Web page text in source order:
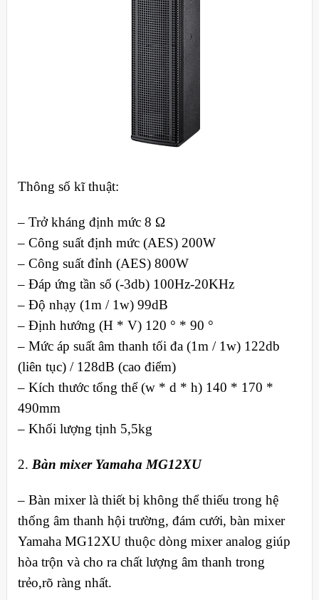
Thông số kĩ thuật:
– Trở kháng định mức 8 Ω
– Công suất định mức (AES) 200W
– Công suất đỉnh (AES) 800W
– Đáp ứng tần số (-3db) 100Hz-20KHz
– Độ nhạy (1m / 1w) 99dB
– Định hướng (H * V) 120 ° * 90 °
– Mức áp suất âm thanh tối đa (1m / 1w) 122db
(liên tục) / 128dB (cao điểm)
– Kích thước tổng thể (w * d * h) 140 * 170 *
490mm
– Khối lượng tịnh 5,5kg
2. Bàn mixer Yamaha MG12XU
– Bàn mixer là thiết bị không thể thiếu trong hệ
thống âm thanh hội trường, đám cưới, bàn mixer
Yamaha MG12XU thuộc dòng mixer analog giúp
hòa trộn và cho ra chất lượng âm thanh trong
trẻo,rõ ràng nhất.